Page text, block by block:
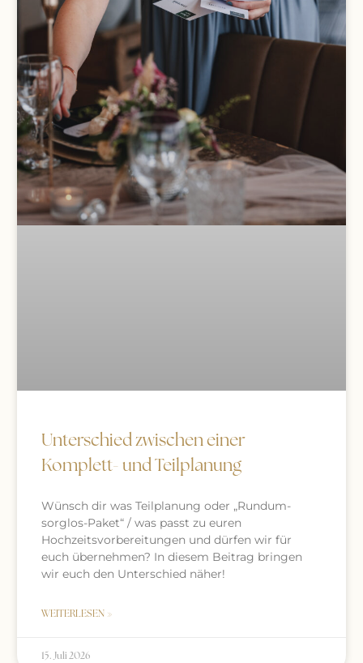
Unterschied zwischen einer
Komplett- und Teilplanung
Wünsch dir was Teilplanung oder „Rundum-
sorglos-Paket“ / was passt zu euren
Hochzeitsvorbereitungen und dürfen wir für
euch übernehmen? In diesem Beitrag bringen
wir euch den Unterschied näher!
WEITERLESEN »
15. Juli 2026